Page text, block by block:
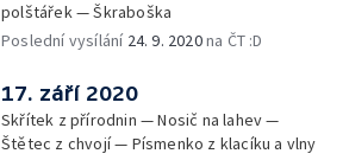
polštářek — Škraboška
Poslední vysílání 24. 9. 2020na ČT :D
17. září 2020
Skřítek z přírodnin — Nosič na lahev —
Štětec z chvojí — Písmenko z klacíku a vlny